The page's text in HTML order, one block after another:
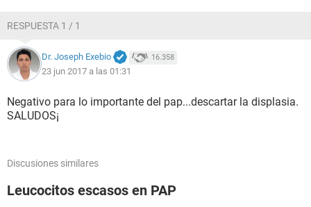
RESPUESTA 1 / 1
Dr. Joseph Exebio 16.358
23 jun 2017 a las 01:31
Negativo para lo importante del pap...descartar la displasia.
SALUDOS¡
Discusiones similares
Leucocitos escasos en PAP